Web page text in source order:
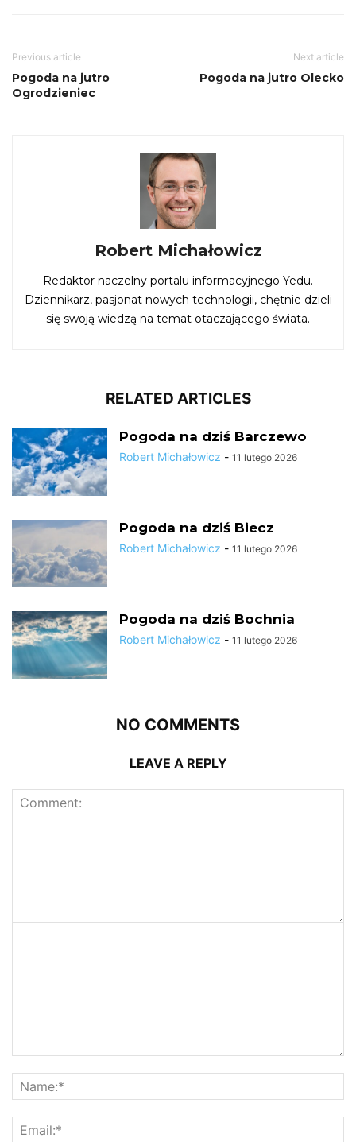
Previous article
Pogoda na jutro
Ogrodzieniec
Next article
Pogoda na jutro Olecko
Robert Michałowicz
Redaktor naczelny portalu informacyjnego Yedu.
Dziennikarz, pasjonat nowych technologii, chętnie dzieli
się swoją wiedzą na temat otaczającego świata.
RELATED ARTICLES
Pogoda na dziś Barczewo
Robert Michałowicz - 11 lutego 2026
Pogoda na dziś Biecz
Robert Michałowicz - 11 lutego 2026
Pogoda na dziś Bochnia
Robert Michałowicz - 11 lutego 2026
NO COMMENTS
LEAVE A REPLY